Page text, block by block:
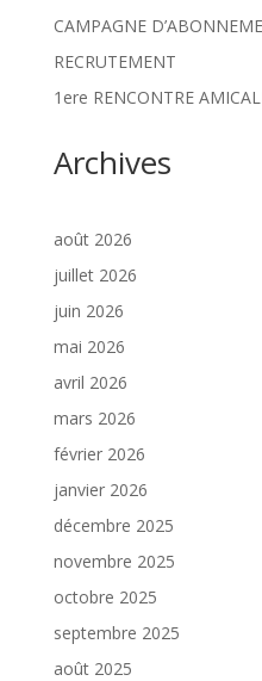
CAMPAGNE
RECRUTEMENT
1ere RENCONTRE
Archives
août 2026
juillet 2026
juin 2026
mai 2026
avril 2026
mars 2026
février 2026
janvier 2026
décembre 2025
novembre 2025
octobre 2025
septembre 2025
août 2025